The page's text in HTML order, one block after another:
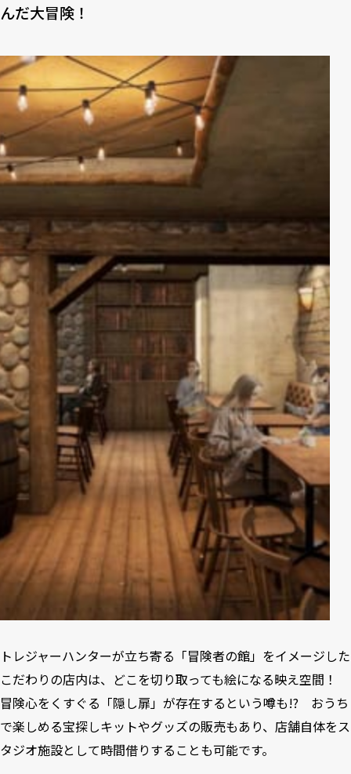
んだ大冒険！
トレジャーハンターが立ち寄る「冒険者の館」をイメージした
こだわりの店内は、どこを切り取っても絵になる映え空間！
冒険心をくすぐる「隠し扉」が存在するという噂も!? おうち
で楽しめる宝探しキットやグッズの販売もあり、店舗自体をス
タジオ施設として時間借りすることも可能です。